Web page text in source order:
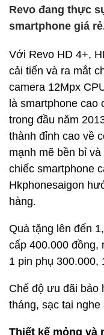
Revo đang thực
smartphone giá
Với Revo HD 4+,
cải tiến và ra mắt
camera 12Mpx
là smartphone cao
trong đầu năm
thành đỉnh cao về
mạnh mẽ bền bỉ
chiếc smartphone
Hkphonesaigon
hàng.
Quà tặng lên đến
cấp 400.000 đồng,
1 pin phụ 300.000,
Chế độ ưu đãi bảo
tháng, sạc tai nghe
Thiết kế mỏng và